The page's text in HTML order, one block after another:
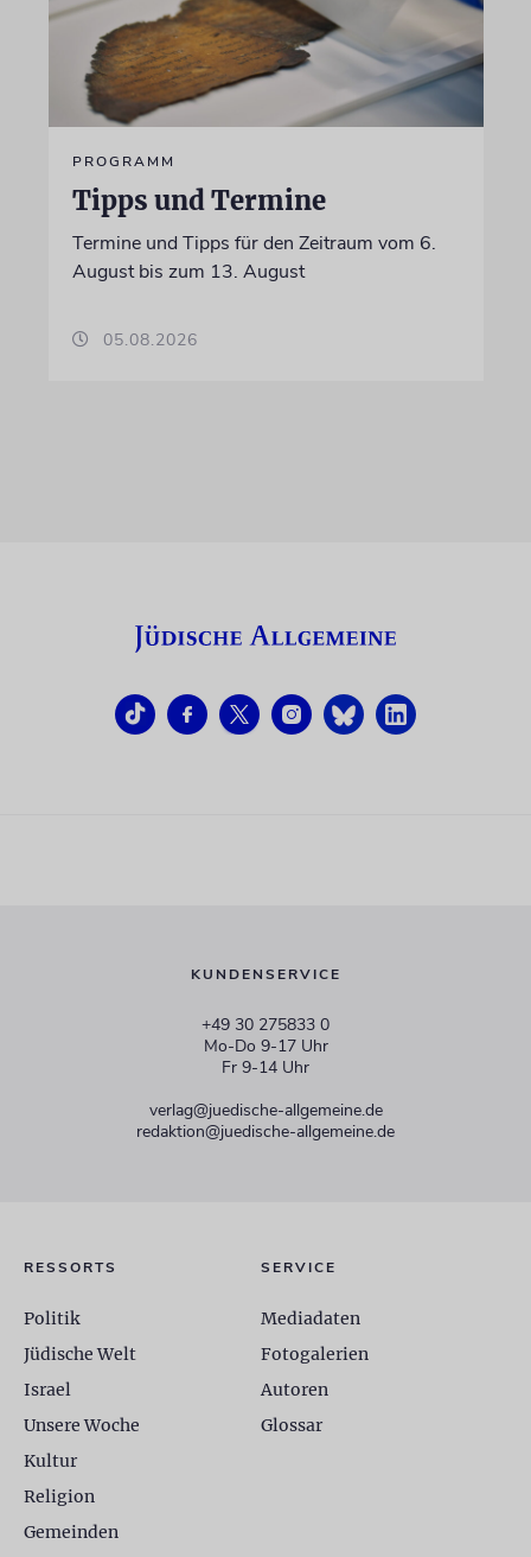
PROGRAMM
Tipps und Termine
Termine und Tipps für den Zeitraum vom 6.
August bis zum 13. August
05.08.2026
KUNDENSERVICE
+49 30 275833 0
Mo-Do 9-17 Uhr
Fr 9-14 Uhr
verlag@juedische-allgemeine.de
redaktion@juedische-allgemeine.de
RESSORTS
Politik
Jüdische Welt
Israel
Unsere Woche
Kultur
Religion
Gemeinden
SERVICE
Mediadaten
Fotogalerien
Autoren
Glossar